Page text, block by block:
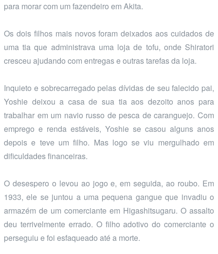
para morar com um fazendeiro em Akita.
Os dois filhos mais novos foram deixados aos cuidados de
uma tia que administrava uma loja de tofu, onde Shiratori
cresceu ajudando com entregas e outras tarefas da loja.
Inquieto e sobrecarregado pelas dívidas de seu falecido pai,
Yoshie deixou a casa de sua tia aos dezoito anos para
trabalhar em um navio russo de pesca de caranguejo. Com
emprego e renda estáveis, Yoshie se casou alguns anos
depois e teve um filho. Mas logo se viu mergulhado em
dificuldades financeiras.
O desespero o levou ao jogo e, em seguida, ao roubo. Em
1933, ele se juntou a uma pequena gangue que invadiu o
armazém de um comerciante em Higashitsugaru. O assalto
deu terrivelmente errado. O filho adotivo do comerciante o
perseguiu e foi esfaqueado até a morte.